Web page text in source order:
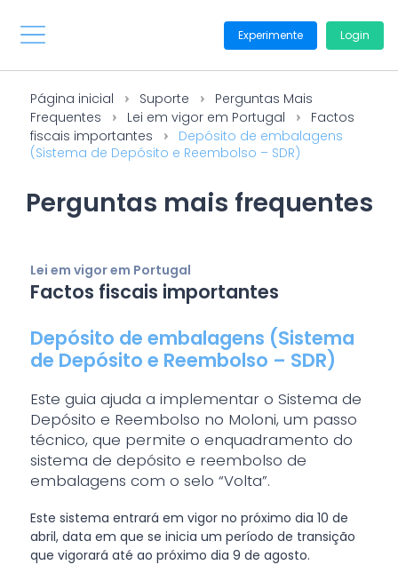
Experimente Login
Página inicial Suporte
Perguntas Mais
Frequentes
Lei em vigor em Portugal
Factos
fiscais importantes
Depósito de embalagens
(Sistema de Depósito e Reembolso – SDR)
Perguntas mais frequentes
Lei em vigor em Portugal
Factos fiscais importantes
Depósito de embalagens (Sistema
de Depósito e Reembolso – SDR)
Este guia ajuda a implementar o Sistema de
Depósito e Reembolso no Moloni, um passo
técnico, que permite o enquadramento do
sistema de depósito e reembolso de
embalagens com o selo “Volta”.
Este sistema entrará em vigor no próximo dia 10 de
abril, data em que se inicia um período de transição
que vigorará até ao próximo dia 9 de agosto.